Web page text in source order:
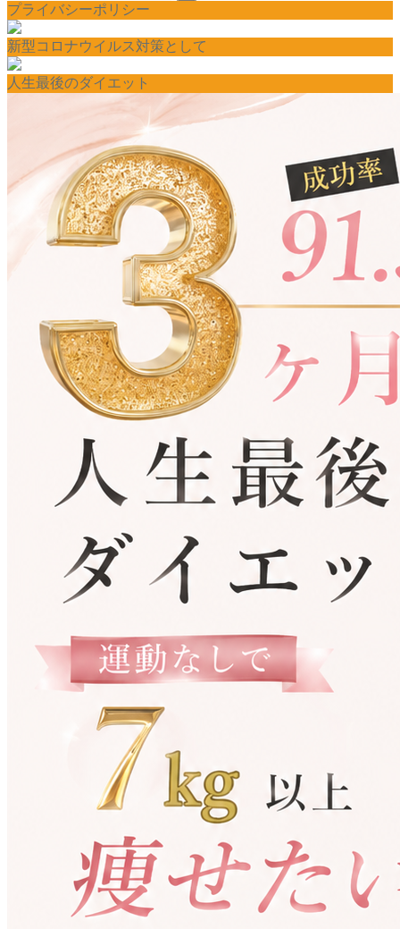
プライバシーポリシー
新型コロナウイルス対策として
人生最後のダイエット